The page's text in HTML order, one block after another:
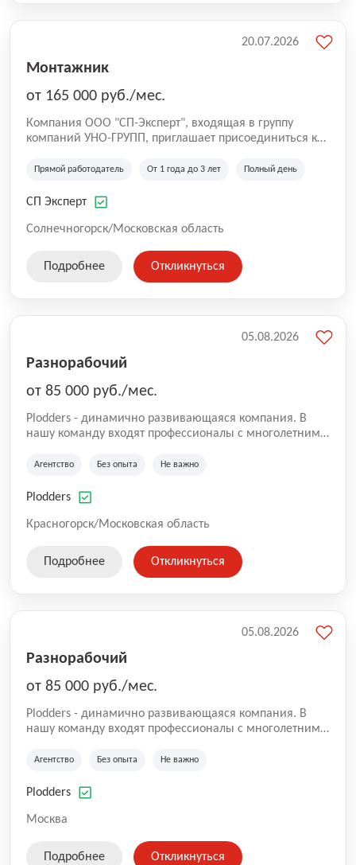
Монтажник
от 165 000 руб./мес.
Компания ООО "СП-Эксперт", входящая в группу
компаний УНО-ГРУПП, приглашает присоединиться к
работаем на рынке с 2005 года и оказываем комплекс
зданий из гибридных модульных блоков свободной
гибридно-модульного строительства.
Прямой работодатель От 1 года до 3 лет Полный день
СП Эксперт
Солнечногорск/Московская область
20.07.2026
Подробнее Откликнуться
Разнорабочий
от 85 000 руб./мес.
Plodders - динамично развивающаяся компания. В
нашу команду входят профессионалы с многолетним
на рынке аутсорсинга, а накопленный опыт позволяют
оказываемых услуг.
Агентство Без опыта Не важно
Plodders
Красногорск/Московская область
05.08.2026
Подробнее Откликнуться
Разнорабочий
от 85 000 руб./мес.
Plodders - динамично развивающаяся компания. В
нашу команду входят профессионалы с многолетним
на рынке аутсорсинга, а накопленный опыт позволяют
оказываемых услуг.
Агентство Без опыта Не важно
Plodders
Москва
05.08.2026
Подробнее Откликнуться